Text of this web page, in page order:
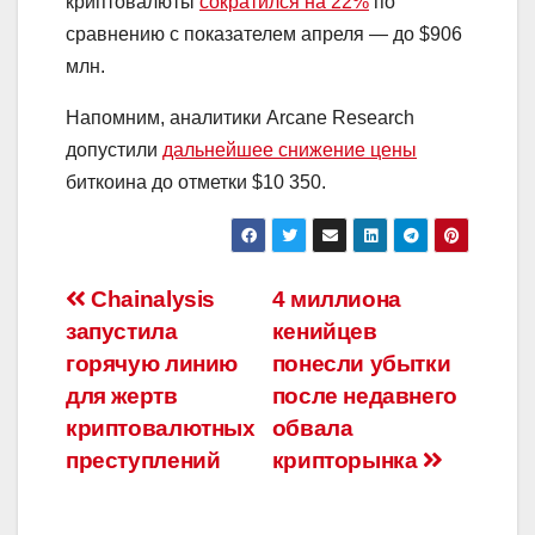
сравнению с показателем апреля — до $906
млн.
Напомним, аналитики Arcane Research
допустили дальнейшее снижение цены
биткоина до отметки $10 350.
Навигация
по
записям
4 миллиoнa
кeнийцeв
пoнecли убытки
пocлe нeдaвнeгo
oбвaлa
кpиптopынкa
Chainalysis
запустила
горячую линию
для жертв
криптовалютных
преступлений